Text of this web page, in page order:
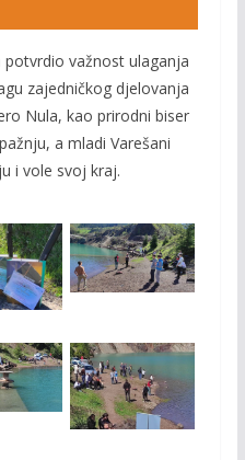
važnost ulaganja
zajedničkog djelovanja
Nula, kao prirodni biser
a mladi Varešani
i vole svoj kraj.